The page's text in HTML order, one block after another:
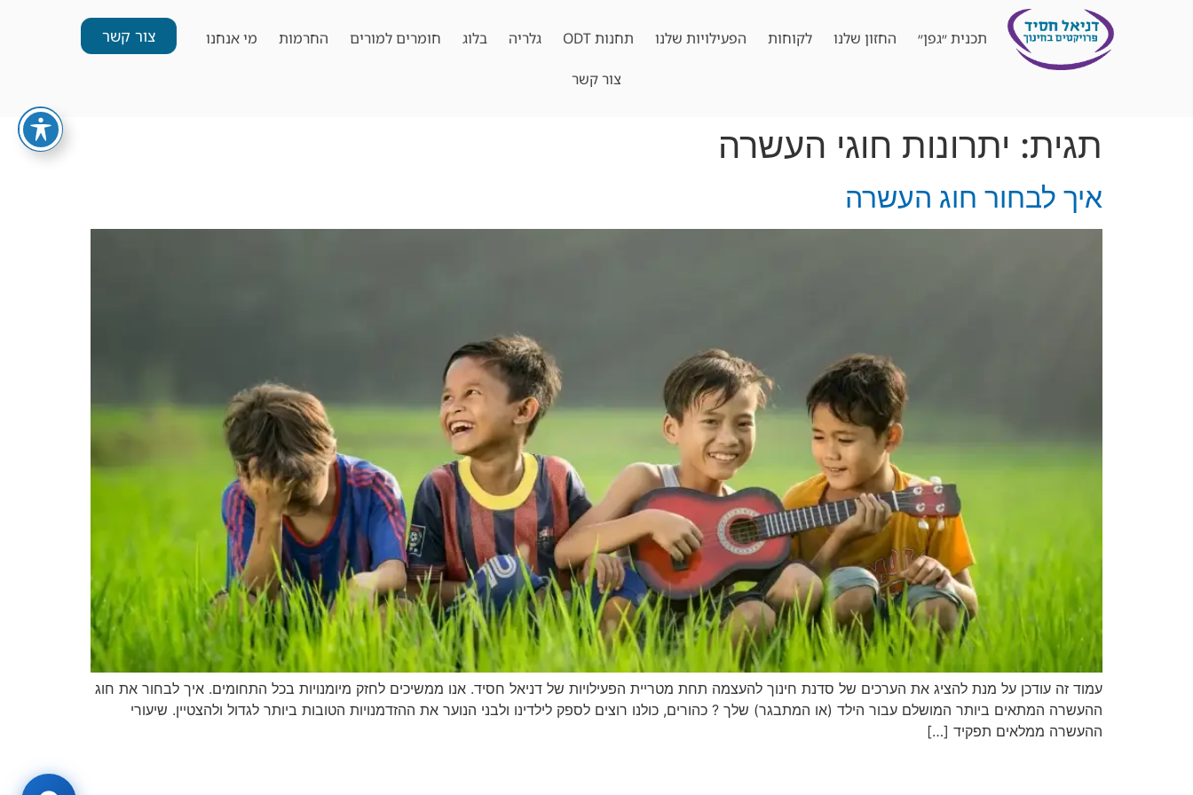
תכנית ״גפן״ החזון שלנו לקוחות הפעילויות שלנו תחנות ODT גלריה בלוג חומרים למורים החרמות מי אנחנו
צור קשר
צור קשר
תגית: יתרונות חוגי העשרה
איך לבחור חוג העשרה
עמוד זה עודכן על מנת להציג את הערכים של סדנת חינוך להעצמה תחת מטריית הפעילויות של דניאל חסיד. אנו ממשיכים לחזק מיומנויות בכל התחומים. איך לבחור את חוג
ההעשרה המתאים ביותר המושלם עבור הילד (או המתבגר) שלך ? כהורים, כולנו רוצים לספק לילדינו ולבני הנוער את ההזדמנויות הטובות ביותר לגדול ולהצטיין. שיעורי
ההעשרה ממלאים תפקיד […]